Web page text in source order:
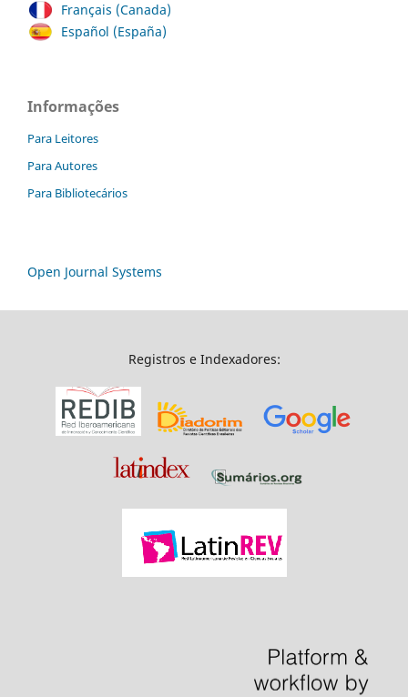
Français (Canada)
Español (España)
Informações
Para Leitores
Para Autores
Para Bibliotecários
Open Journal Systems
Registros e Indexadores: